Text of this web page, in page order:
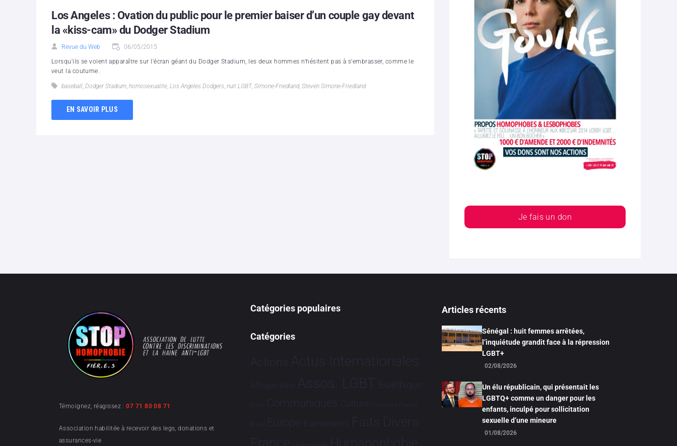
Los Angeles : Ovation du public pour le premier baiser d’un couple gay devant
la «kiss-cam» du Dodger Stadium
Revue du Web 06/05/2015
Lorsqu'ils se voient apparaître sur l'écran géant du Dodger Stadium, les deux hommes n'hésitent pas à s'embrasser, comme le
veut la coutume.
baseball, Dodger Stadium, homosexualite, Los Angeles Dodgers, nuit LGBT, Simone-Friedland, Steven Simone-Friedland
EN SAVOIR PLUS
Je fais un don
Témoignez, réagissez :07 71 80 08 71
Association habilitée à recevoir des legs, donations et
assurances-vie
Catégories populaires
Catégories
Actions Actus Internationales
Afrique Asie Assos. LGBT Bioéthique
Brève Communiqués Culture Dialogues France-
Brésil Europe Evénements Faits Divers
Humanophobie
Articles récents
Sénégal : huit femmes arrêtées,
l’inquiétude grandit face à la répression
LGBT+
02/08/2026
Un élu républicain, qui présentait les
LGBTQ+ comme un danger pour les
enfants, inculpé pour sollicitation
sexuelle d’une mineure
01/08/2026